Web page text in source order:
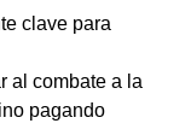
clave para
al combate a la
pagando